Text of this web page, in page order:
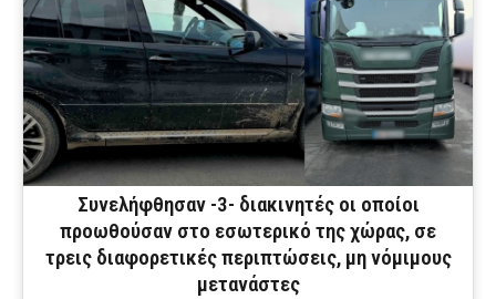
Συνελήφθησαν -3- διακινητές οι οποίοι
προωθούσαν στο εσωτερικό της χώρας, σε
τρεις διαφορετικές περιπτώσεις, μη νόμιμους
μετανάστες